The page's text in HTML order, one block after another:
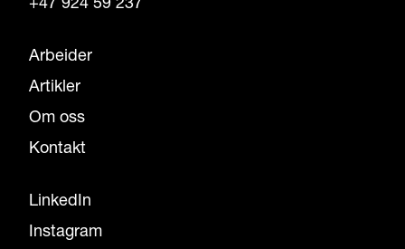
+47 924 59 237
Arbeider
Artikler
Om oss
Kontakt
LinkedIn
Instagram